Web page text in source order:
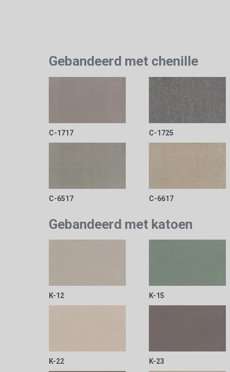
Gebandeerd met chenille
C-1717 C-1725
C-6517 C-6617
Gebandeerd met katoen
K-12 K-15
K-22 K-23